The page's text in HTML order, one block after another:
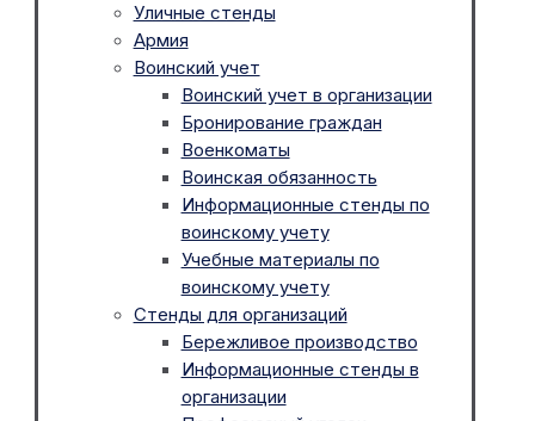
Уличные стенды
Армия
Воинский учет
Воинский учет в организации
Бронирование граждан
Военкоматы
Воинская обязанность
Информационные стенды по
воинскому учету
Учебные материалы по
воинскому учету
Стенды для организаций
Бережливое производство
Информационные стенды в
организации